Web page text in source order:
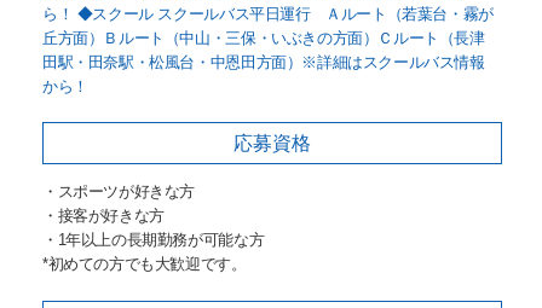
ら！ ◆スクール スクールバス平日運行 Ａルート（若葉台・霧が
丘方面）Ｂルート（中山・三保・いぶきの方面）Ｃルート（長津
田駅・田奈駅・松風台・中恩田方面）※詳細はスクールバス情報
から！
応募資格
・スポーツが好きな方
・接客が好きな方
・1年以上の長期勤務が可能な方
*初めての方でも大歓迎です。